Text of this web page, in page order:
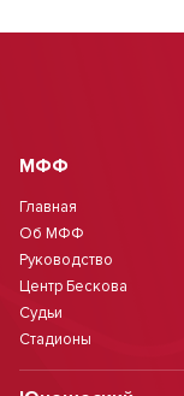
МФФ
Главная
Об МФФ
Руководство
Центр Бескова
Судьи
Стадионы